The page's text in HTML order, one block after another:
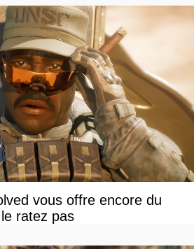
vous offre encore du
ratez pas